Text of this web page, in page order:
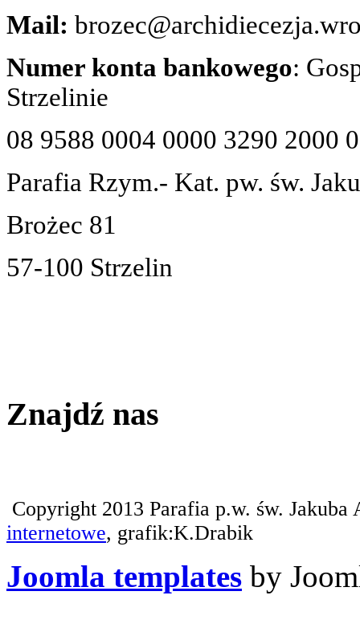
Mail:
Numer konta bankowego:
Strzelinie
08 9588 0004 0000 3290 2000
Parafia Rzym.- Kat. pw. św.
Brożec 81
57-100 Strzelin
Znajdź nas
Copyright 2013 Parafia p.w. św.
internetowe, grafik:K.Drabik
Joomla templates by